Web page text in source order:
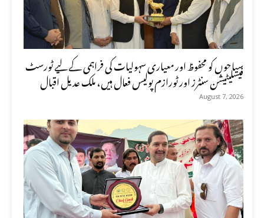
سیاحوں کو محفوظ اور معیاری سہولیات کی فراہمی کے لیے ٹورسٹ
فیسلیٹیشن سنٹرز اور ٹورازم پولیس فعال ہیں، ملک عدیل اقبال
August 7, 2026